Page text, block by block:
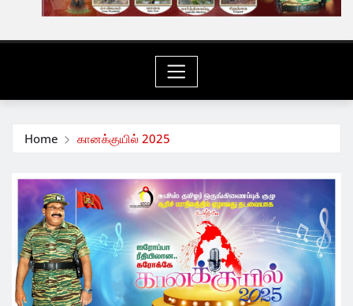
Home கானக்குயில் 2025